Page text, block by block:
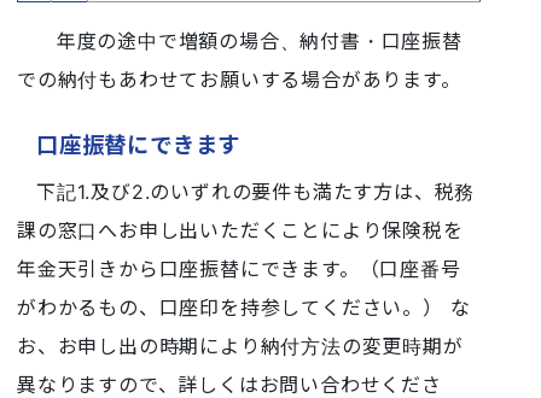
年度の途中で増額の場合、納付書・口座振替
での納付もあわせてお願いする場合があります。
口座振替にできます
下記1.及び2.のいずれの要件も満たす方は、税務
課の窓口へお申し出いただくことにより保険税を
年金天引きから口座振替にできます。（口座番号
がわかるもの、口座印を持参してください。） な
お、お申し出の時期により納付方法の変更時期が
異なりますので、詳しくはお問い合わせくださ